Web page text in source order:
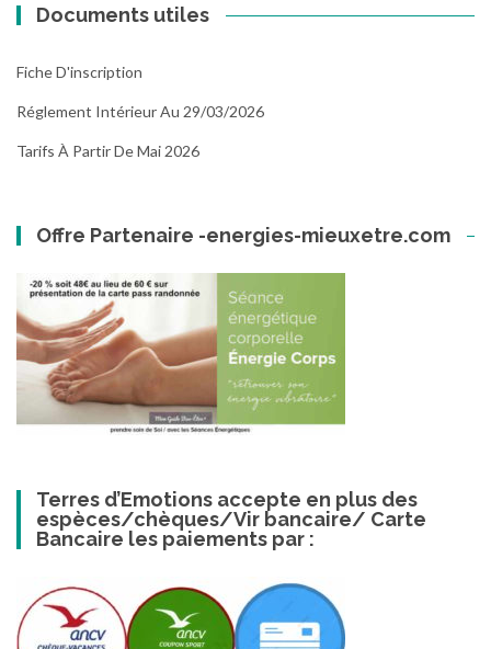
Documents utiles
Fiche D'inscription
Réglement Intérieur Au 29/03/2026
Tarifs À Partir De Mai 2026
Offre Partenaire -energies-mieuxetre.com
Terres d’Emotions accepte en plus des
espèces/chèques/Vir bancaire/ Carte
Bancaire les paiements par :